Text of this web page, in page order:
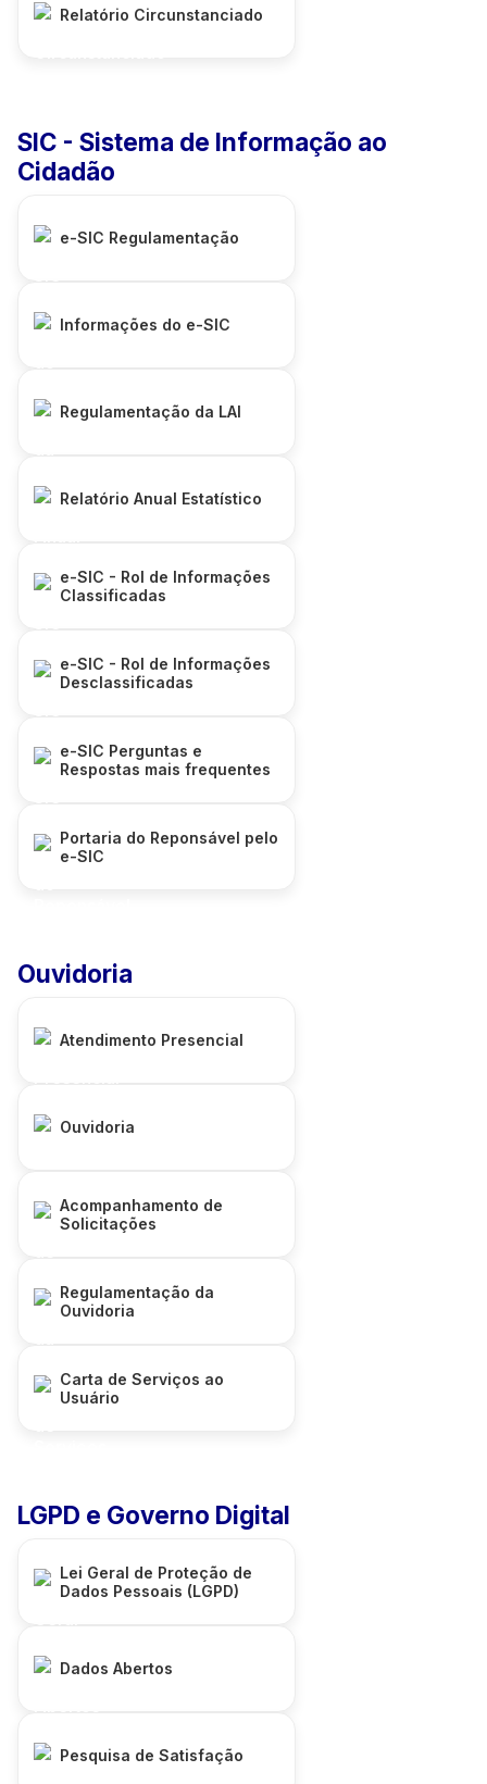
Relatório Circunstanciado
SIC - Sistema de Informação ao
Cidadão
e-SIC Regulamentação
Informações do e-SIC
Regulamentação da LAI
Relatório Anual Estatístico
e-SIC - Rol de Informações
Classificadas
e-SIC - Rol de Informações
Desclassificadas
e-SIC Perguntas e
Respostas mais frequentes
Portaria do Reponsável pelo
e-SIC
Ouvidoria
Atendimento Presencial
Ouvidoria
Acompanhamento de
Solicitações
Regulamentação da
Ouvidoria
Carta de Serviços ao
Usuário
LGPD e Governo Digital
Lei Geral de Proteção de
Dados Pessoais (LGPD)
Dados Abertos
Pesquisa de Satisfação